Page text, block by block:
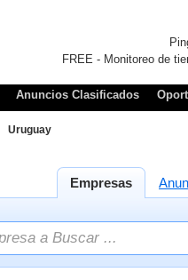
FREE - Monitoreo de
Anuncios Clasificados
Uruguay
Empresas